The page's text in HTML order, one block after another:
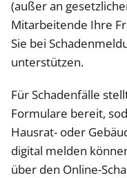
(außer an
Mitarbeitende Ihre
Sie bei
unterstützen.
Für Schadenfälle
Formulare bereit,
Hausrat- oder
digital melden
über den Online-